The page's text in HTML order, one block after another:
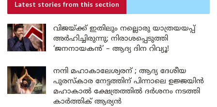
Latest stories from this section
വിജയ്ക്ക് ഇതിലും നല്ലൊരു യാത്രയയപ്പ്
അർഹിച്ചിരുന്നു; നിരാശപ്പെടുത്തി
‘ജനനായകൻ’ – ആദ്യ ദിന റിവ്യൂ!
നന്ദി മഹാകാലേശ്വരന് ; ആദ്യ ദേശീയ
പുരസ്കാര നേട്ടത്തിന് പിന്നാലെ ഉജ്ജയിൻ
മഹാകാൽ ക്ഷേത്രത്തിൽ ദർശനം നടത്തി
കാർത്തിക് ആര്യൻ